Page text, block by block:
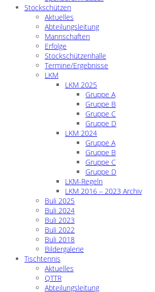
Stockschützen
Aktuelles
Abteilungsleitung
Mannschaften
Erfolge
Stockschützenhalle
Termine/Ergebnisse
LKM
LKM 2025
Gruppe A
Gruppe B
Gruppe C
Gruppe D
LKM 2024
Gruppe A
Gruppe B
Gruppe C
Gruppe D
LKM-Regeln
LKM 2016 – 2023 Archiv
Buli 2025
Buli 2024
Buli 2023
Buli 2022
Buli 2018
Bildergalerie
Tischtennis
Aktuelles
QTTR
Abteilungsleitung